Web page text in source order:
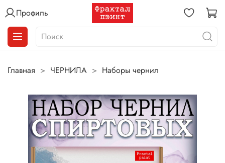
Профиль
Главная ЧЕРНИЛА Наборы чернил